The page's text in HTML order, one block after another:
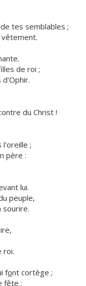
tes semblables ;
lles de roi ;
d'Ophir.
du Christ !
;
père :
lui.
peuple,
sourire.
roi.
font cortège ;
fête :